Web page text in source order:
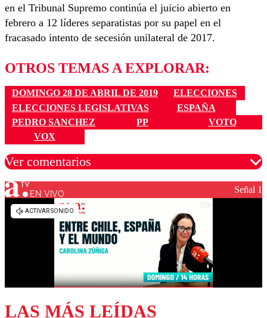
en el Tribunal Supremo continúa el juicio abierto en
febrero a 12 líderes separatistas por su papel en el
fracasado intento de secesión unilateral de 2017.
OTROS TEMAS A EXPLORAR:
DOMINGO 28 DE ABRIL DE 2019
ELECCIONES
ELECCIONES LEGISLATIVAS
ESPAÑA
PEDRO SANCHEZ
PP
VOTO
VOX
Ver comentarios
Los comentarios son moderados para garantizar un
EN VIVO Señal 1
LAS MÁS LEÍDAS